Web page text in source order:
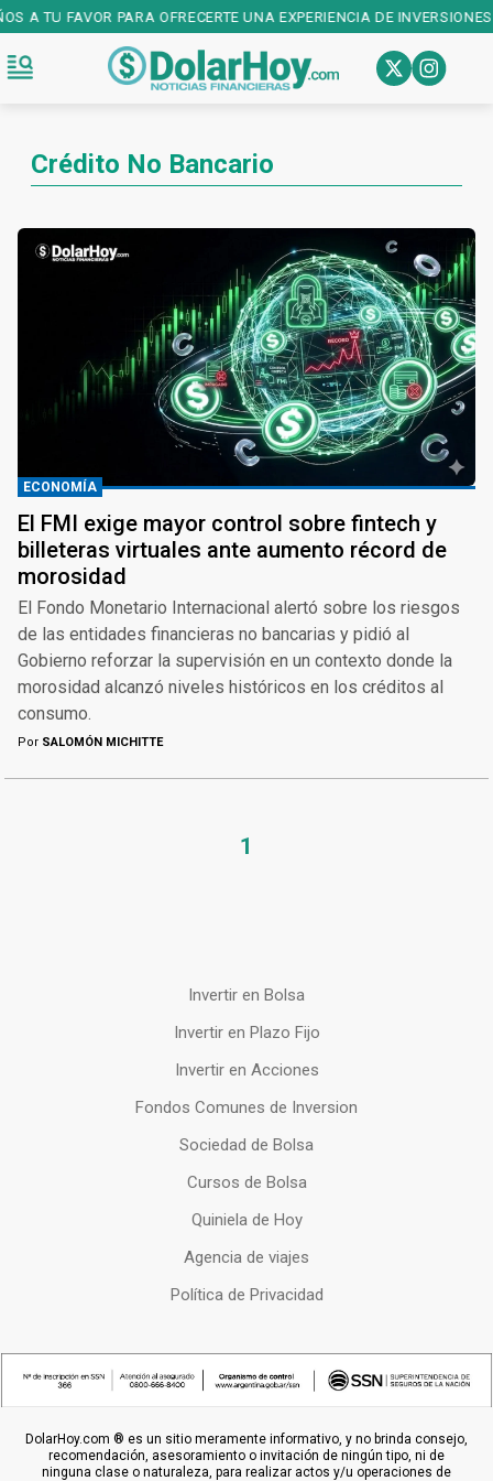
TU FAVOR PARA OFRECERTE UNA EXPERIENCIA DE
Crédito No Bancario
ECONOMÍA
El FMI exige mayor control sobre fintech y
billeteras virtuales ante aumento récord de
morosidad
El Fondo Monetario Internacional alertó sobre los riesgos
de las entidades financieras no bancarias y pidió al
Gobierno reforzar la supervisión en un contexto donde la
morosidad alcanzó niveles históricos en los créditos al
consumo.
Por SALOMÓN MICHITTE
1
Invertir en Bolsa
Invertir en Plazo Fijo
Invertir en Acciones
Fondos Comunes de Inversion
Sociedad de Bolsa
Cursos de Bolsa
Quiniela de Hoy
Agencia de viajes
Política de Privacidad
DolarHoy.com ® es un sitio meramente informativo, y no brinda consejo,
recomendación, asesoramiento o invitación de ningún tipo, ni de
ninguna clase o naturaleza, para realizar actos y/u operaciones de